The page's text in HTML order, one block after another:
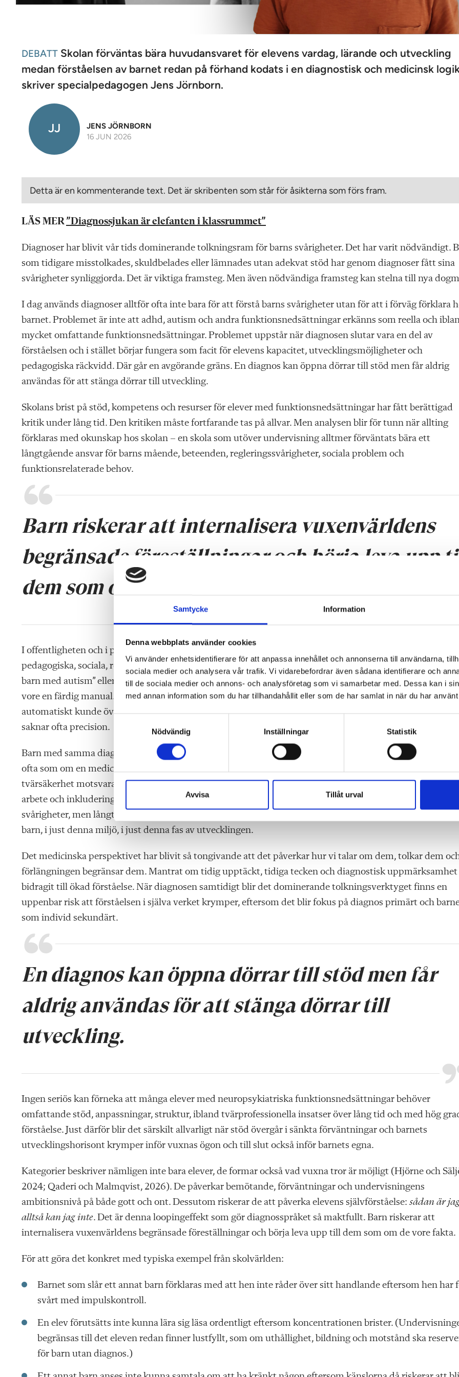
Samtycke Information
Denna webbplats använder cookies
Vi använder enhetsidentifierare för att anpassa innehållet och annonserna till användarna,
sociala medier och analysera vår trafik. Vi vidarebefordrar även sådana identifierare och
till de sociala medier och annons- och analysföretag som vi samarbetar med. Dessa kan i
med annan information som du har tillhandahållit eller som de har samlat in när du har
t
y
c
e
s
v
l
Nödvändig Inställningar Statistik
Avvisa Tillåt urval
DEBATT Skolan förväntas bära huvudansvaret för elevens vardag, lärande och utveckling
medan förståelsen av barnet redan på förhand kodats i en diagnostisk och medicinsk
skriver specialpedagogen Jens Jörnborn.
JJ
JENS JÖRNBORN
16 JUN 2026
Detta är en kommenterande text. Det är skribenten som står för åsikterna som förs fram.
LÄS MER ”Diagnossjukan är elefanten i klassrummet”
Diagnoser har blivit vår tids dominerande tolkningsram för barns svårigheter. Det har varit nödvändigt.
som tidigare misstolkades, skuldbelades eller lämnades utan adekvat stöd har genom diagnoser fått sina
svårigheter synliggjorda. Det är viktiga framsteg. Men även nödvändiga framsteg kan stelna till nya
I dag används diagnoser alltför ofta inte bara för att förstå barns svårigheter utan för att i förväg förklara
barnet. Problemet är inte att adhd, autism och andra funktionsnedsättningar erkänns som reella och
mycket omfattande funktionsnedsättningar. Problemet uppstår när diagnosen slutar vara en del av
förståelsen och i stället börjar fungera som facit för elevens kapacitet, utvecklingsmöjligheter och
pedagogiska räckvidd. Där går en avgörande gräns. En diagnos kan öppna dörrar till stöd men får aldrig
användas för att stänga dörrar till utveckling.
Skolans brist på stöd, kompetens och resurser för elever med funktionsnedsättningar har fått berättigad
kritik under lång tid. Den kritiken måste fortfarande tas på allvar. Men analysen blir för tunn när allting
förklaras med okunskap hos skolan – en skola som utöver undervisning alltmer förväntats bära ett
långtgående ansvar för barns mående, beteenden, regleringssvårigheter, sociala problem och
funktionsrelaterade behov.
Barn riskerar att internalisera vuxenvärldens
begränsade föreställningar och börja leva upp
dem som om de vore fakta.
I offentligheten och i professionella sammanhang får diagnostiska tolkningsramar ofta en sådan tyngd
pedagogiska, sociala, relationella eller andra perspektiv trängs undan. Råd av typen ”Så här möter man ett
barn med autism” eller ”Så här bemöter man ett barn med adhd” presenteras ofta som om diagnosen i sig
vore en färdig manual. På liknande sätt kan utredningar från vården ibland börja fungera som om de
automatiskt kunde översättas till undervisningspraktik. Många sådana råd ges självfallet i välvilja men
saknar ofta precision.
Barn med samma diagnos utgör nämligen inte en pedagogiskt homogen grupp. Ändå talar vuxenvärlden
ofta som om en medicinsk etikett automatiskt gav tillgång till ett färdigt bemötande. Den sortens
tvärsäkerhet motsvaras sällan av någon egentlig förståelse för skolans uppdrag, undervisningens villkor
arbete och inkludering- samt exkluderingsmekanismers komplexitet. Diagnosen säger något viktigt om
svårigheter, men långt mindre om vilken undervisning eller arbetsinsats som blir verksam för just detta
barn, i just denna miljö, i just denna fas av utvecklingen.
Det medicinska perspektivet har blivit så tongivande att det påverkar hur vi talar om dem, tolkar dem
förlängningen begränsar dem. Mantrat om tidig upptäckt, tidiga tecken och diagnostisk uppmärksamhet
bidragit till ökad förståelse. När diagnosen samtidigt blir det dominerande tolkningsverktyget finns en
uppenbar risk att förståelsen i själva verket krymper, eftersom det blir fokus på diagnos primärt och
som individ sekundärt.
En diagnos kan öppna dörrar till stöd men får
aldrig användas för att stänga dörrar till
utveckling.
Ingen seriös kan förneka att många elever med neuropsykiatriska funktionsnedsättningar behöver
omfattande stöd, anpassningar, struktur, ibland tvärprofessionella insatser över lång tid och med hög
förståelse. Just därför blir det särskilt allvarligt när stöd övergår i sänkta förväntningar och barnets
utvecklingshorisont krymper inför vuxnas ögon och till slut också inför barnets egna.
Kategorier beskriver nämligen inte bara elever, de formar också vad vuxna tror är möjligt (Hjörne och
2024; Qaderi och Malmqvist, 2026). De påverkar bemötande, förväntningar och undervisningens
ambitionsnivå på både gott och ont. Dessutom riskerar de att påverka elevens självförståelse: sådan är
alltså kan jag inte. Det är denna loopingeffekt som gör diagnosspråket så maktfullt. Barn riskerar att
internalisera vuxenvärldens begränsade föreställningar och börja leva upp till dem som om de vore fakta.
För att göra det konkret med typiska exempel från skolvärlden:
Barnet som slår ett annat barn förklaras med att hen inte råder över sitt handlande eftersom hen har
svårt med impulskontroll.
En elev förutsätts inte kunna lära sig läsa ordentligt eftersom koncentrationen brister.
begränsas till det eleven redan finner lustfyllt, som om uthållighet, bildning och motstånd ska
för barn utan diagnos.)